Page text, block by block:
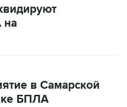
на
в Самарской
БПЛА